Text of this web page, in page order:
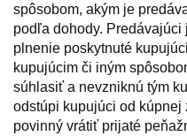
spôsobom, akým je
podľa dohody.
plnenie poskytnuté
kupujúcim či iným
súhlasiť a nevzniknú tým
odstúpi kupujúci od
povinný vrátiť prijaté